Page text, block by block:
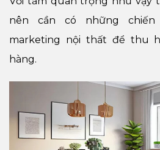
nên cần có những
marketing nội thất để thu
hàng.